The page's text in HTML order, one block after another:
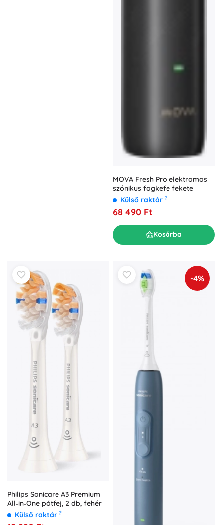
MOVA Fresh Pro elektromos
szónikus fogkefe fekete
Külső raktár ?
68 490 Ft
Kosárba
Philips Sonicare A3 Premium
All‑in‑One pótfej, 2 db, fehér
Külső raktár ?
-4%